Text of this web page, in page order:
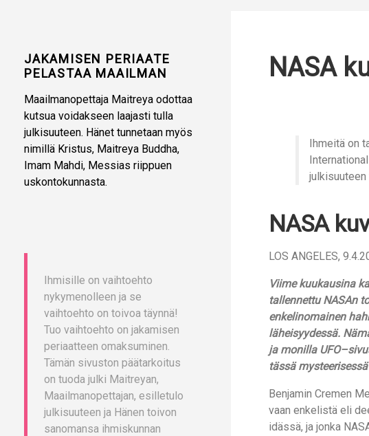
JAKAMISEN PERIAATE
PELASTAA MAAILMAN
Maailmanopettaja Maitreya odottaa
kutsua voidakseen laajasti tulla
julkisuuteen. Hänet tunnetaan myös
nimillä Kristus, Maitreya Buddha,
Imam Mahdi, Messias riippuen
uskontokunnasta.
NASA
Ihmeitä on
julkisuuteen
NASA
LOS ANGELES,
Viime kuukausina
tallennettu NASAn
enkelinomainen
läheisyydessä.
ja monilla
tässä
Benjamin Cremen
vaan enkelistä eli
idässä, ja jonka
Ihmisille on vaihtoehto
nykymenolleen ja se
vaihtoehto on toivoa täynnä!
Tuo vaihtoehto on jakamisen
periaatteen omaksuminen.
Tämän sivuston päätarkoitus
on tuoda julki Maitreyan,
Maailmanopettajan, esilletulo
julkisuuteen ja Hänen toivon
sanomansa ihmiskunnan